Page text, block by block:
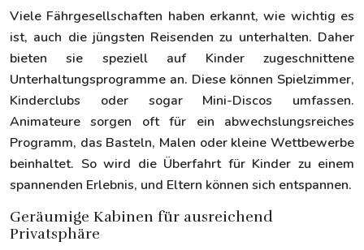
Viele Fährgesellschaften haben erkannt, wie wichtig es
ist, auch die jüngsten Reisenden zu unterhalten. Daher
bieten sie speziell auf Kinder zugeschnittene
Unterhaltungsprogramme an. Diese können Spielzimmer,
Kinderclubs oder sogar Mini-Discos umfassen.
Animateure sorgen oft für ein abwechslungsreiches
Programm, das Basteln, Malen oder kleine Wettbewerbe
beinhaltet. So wird die Überfahrt für Kinder zu einem
spannenden Erlebnis, und Eltern können sich entspannen.
Geräumige Kabinen für ausreichend
Privatsphäre